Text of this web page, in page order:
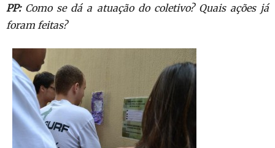
PP:Como se dá a atuação do coletivo? Quais ações já
foram feitas?